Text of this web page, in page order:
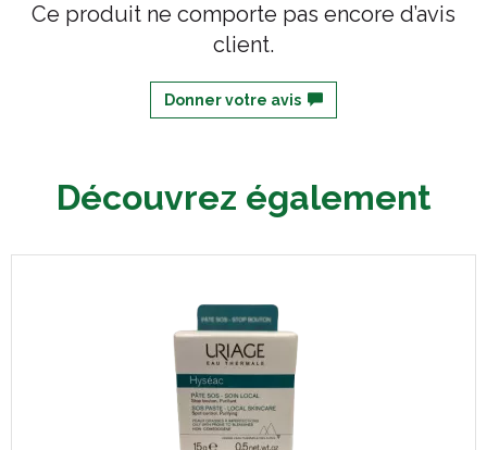
Ce produit ne comporte pas encore d’avis
client.
Donner votre avis
Découvrez également